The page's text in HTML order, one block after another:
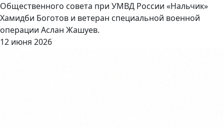
Общественного совета при УМВД России «Нальчик»
Хамидби Боготов и ветеран специальной военной
операции Аслан Жашуев.
12 июня 2026